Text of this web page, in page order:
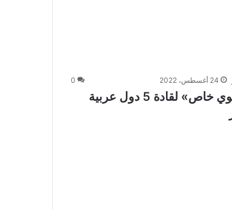
24 أغسطس، 2022 0
«لقاء أخوي خاص» لقادة 5 دول عربية